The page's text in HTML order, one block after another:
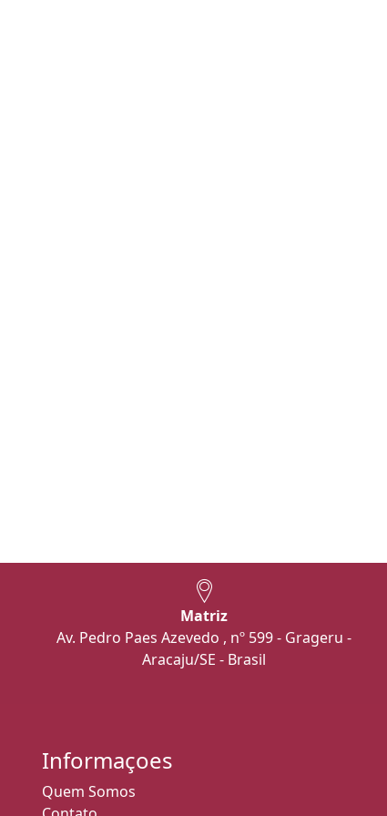
de madeira.
Matriz
Av. Pedro Paes Azevedo , nº 599 - Grageru -
Aracaju/SE - Brasil
Informaçoes
Quem Somos